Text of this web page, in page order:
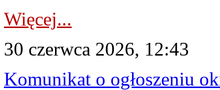
Więcej...
30 czerwca 2026, 12:43
Komunikat o ogłoszeniu